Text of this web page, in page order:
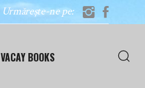
Urmărește-ne pe:
VACAY BOOKS